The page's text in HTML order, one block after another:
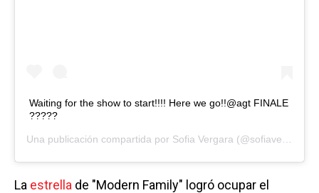
Waiting for the show to start!!!! Here we go!!@agt FINALE
?????
Una publicación compartida por Sofia Vergara (@sofiavergara) el
La estrella de "Modern Family" logró ocupar el